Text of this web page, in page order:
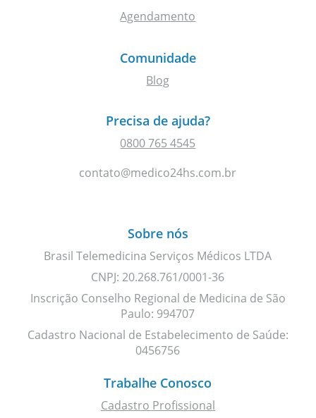
Agendamento
Comunidade
Blog
Precisa de ajuda?
0800 765 4545
contato@medico24hs.com.br
Sobre nós
Brasil Telemedicina Serviços Médicos LTDA
CNPJ: 20.268.761/0001-36
Inscrição Conselho Regional de Medicina de São
Paulo: 994707
Cadastro Nacional de Estabelecimento de Saúde:
0456756
Trabalhe Conosco
Cadastro Profissional